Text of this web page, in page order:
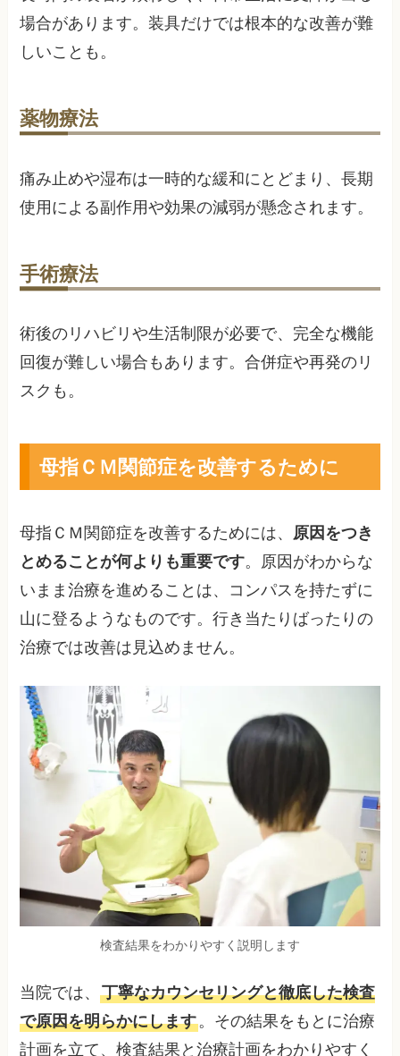
場合があります。装具だけでは根本的な改善が難
しいことも。
薬物療法
痛み止めや湿布は一時的な緩和にとどまり、長期
使用による副作用や効果の減弱が懸念されます。
手術療法
術後のリハビリや生活制限が必要で、完全な機能
回復が難しい場合もあります。合併症や再発のリ
スクも。
母指ＣＭ関節症を改善するために
母指ＣＭ関節症を改善するためには、 原因をつき
とめることが何よりも重要です。原因がわからな
いまま治療を進めることは、コンパスを持たずに
山に登るようなものです。行き当たりばったりの
治療では改善は見込めません。
検査結果をわかりやすく説明します
当院では、丁寧なカウンセリングと徹底した検査
で原因を明らかにします。その結果をもとに治療
計画を立て、検査結果と治療計画をわかりやすく